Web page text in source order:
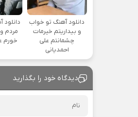
دانلود آهنگ تو خواب
و بیداریتم خیرمات
چشمانتم علی
احمدیانی
دانلود
مردم
خورم
دیدگاه خود را بگذارید